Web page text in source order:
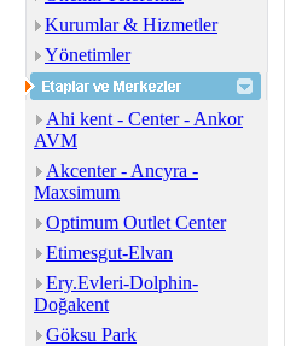
Kurumlar & Hizmetler
Yönetimler
Ahi kent - Center - Ankor
AVM
Akcenter - Ancyra -
Maxsimum
Optimum Outlet Center
Etimesgut-Elvan
Ery.Evleri-Dolphin-
Doğakent
Göksu Park